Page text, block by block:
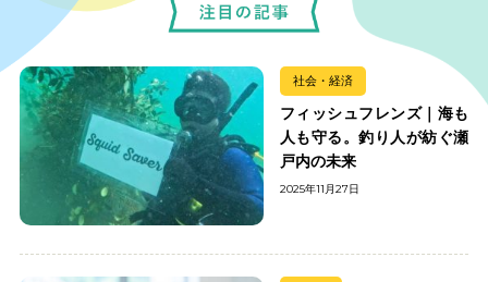
社会・経済
フィッシュフレンズ｜海も
人も守る。釣り人が紡ぐ瀬
戸内の未来
2025年11月27日